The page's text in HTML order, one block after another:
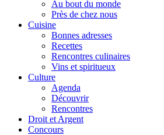
Au bout du monde
Près de chez nous
Cuisine
Bonnes adresses
Recettes
Rencontres culinaires
Vins et spiritueux
Culture
Agenda
Découvrir
Rencontres
Droit et Argent
Concours